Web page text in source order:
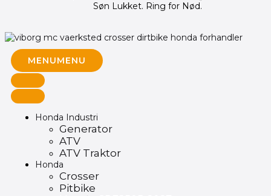
Søn Lukket. Ring for Nød.
MENUMENU
Honda Industri
Generator
ATV
ATV Traktor
Honda
Crosser
Pitbike